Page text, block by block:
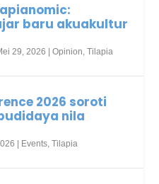
baru akuakultur
29, 2026 |Opinion ,Tilapia
2026 soroti
nila
| Events ,Tilapia